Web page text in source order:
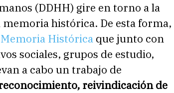
(DDHH) gire en torno a la
histórica. De esta forma,
Histórica que junto con
sociales, grupos de estudio,
a cabo un trabajo de
reivindicación de